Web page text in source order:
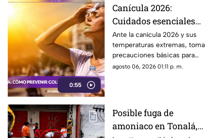
0:55
Canícula 2026:
Cuidados esenciales
para proteger tu salud
del intenso calor
Ante la canícula 2026 y sus
temperaturas extremas, toma
precauciones básicas para
evitar deshidratación, golpes
agosto 06, 2026 01:11 p. m.
Posible fuga de
amoniaco en Tonalá,